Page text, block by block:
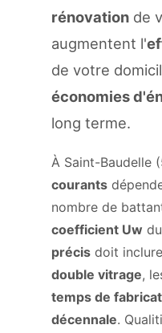
rénovation de
augmentent l'
de votre
économies
long terme.
À Saint-Baudelle
courants
nombre de
coefficient Uw
précis doit
double vitrage,
temps de
décennale.